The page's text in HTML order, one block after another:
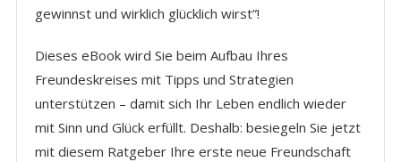
gewinnst und wirklich glücklich wirst”!
Dieses eBook wird Sie beim Aufbau Ihres
Freundeskreises mit Tipps und Strategien
unterstützen – damit sich Ihr Leben endlich wieder
mit Sinn und Glück erfüllt. Deshalb: besiegeln Sie jetzt
mit diesem Ratgeber Ihre erste neue Freundschaft